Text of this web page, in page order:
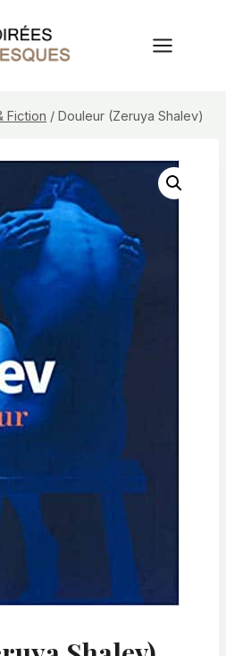
Fiction / Douleur (Zeruya Shalev)